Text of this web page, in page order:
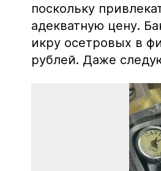
поскольку
адекватную цену.
икру осетровых в
рублей. Даже